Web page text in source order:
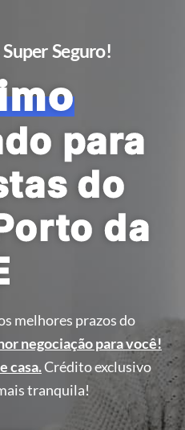
Seguro!
para
do
da
melhores prazos do
negociação para você!
casa.Crédito exclusivo
tranquila!